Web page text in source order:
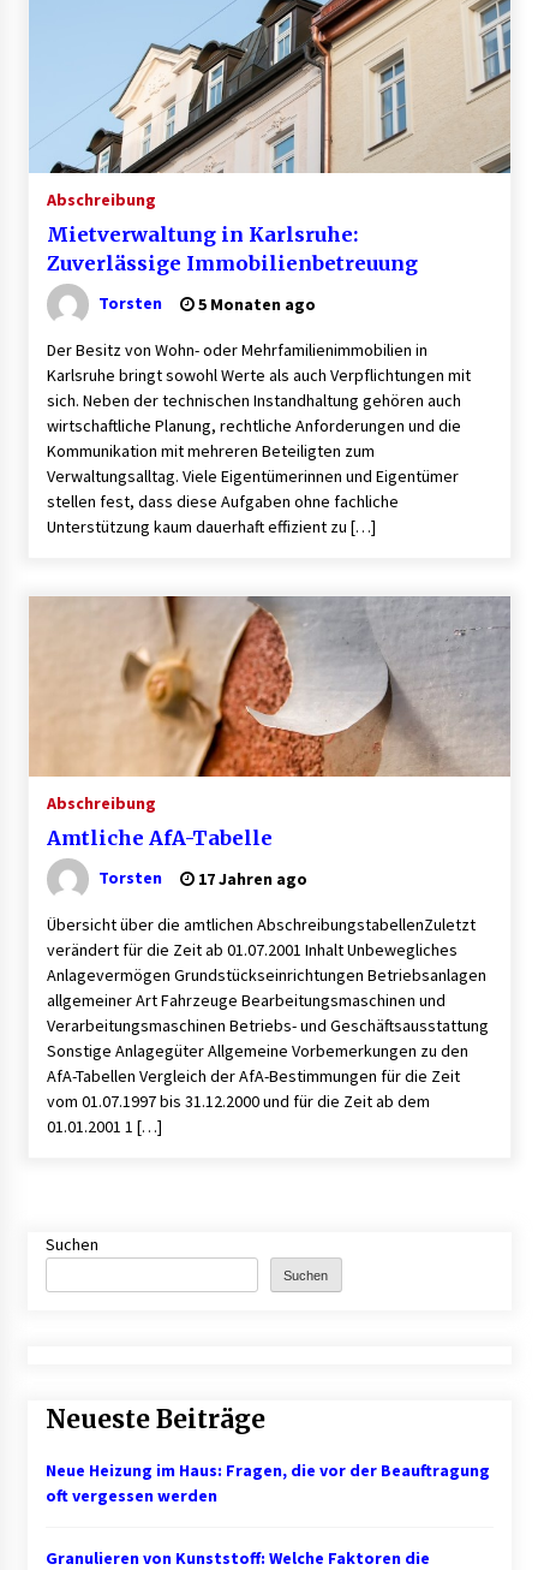
Granulieren von Kunststoff: Welche Faktoren
die Produktionsqualität beeinflussen
1 Monat ago
B2B-Firmenauflösungen: Wie Maschinen,
Lagerbestände und Betriebsausstattung
sinnvoll verwertet werden
Aluminium schweissen – worauf es bei
Geräten und Verfahren ankommt
1 Monat ago
Verwaltung Sondereigentum: Aufgaben,
Vorteile und wichtige Unterschiede zur WEG-
Verwaltung
2 Monaten ago
Professionelle Plastikkarten – der erste
Eindruck, der lange bleibt
2 Monaten ago
Technologien, die den Einkauf transformieren
3 Monaten ago
Schuldnerberatung: So gewinnen Sie wieder
Kontrolle über Ihre Finanzen
3 Monaten ago
3 Monaten ago
Eingangstür bei Otypo
3 Monaten ago
Kündigungsschutzklage: Was Arbeitnehmer
5 Monaten ago
Abschreibung
Mietverwaltung in Karlsruhe:
Zuverlässige Immobilienbetreuung
Torsten 5 Monaten ago
Der Besitz von Wohn- oder Mehrfamilienimmobilien in
Karlsruhe bringt sowohl Werte als auch Verpflichtungen mit
sich. Neben der technischen Instandhaltung gehören auch
wirtschaftliche Planung, rechtliche Anforderungen und die
Kommunikation mit mehreren Beteiligten zum
Verwaltungsalltag. Viele Eigentümerinnen und Eigentümer
stellen fest, dass diese Aufgaben ohne fachliche
Unterstützung kaum dauerhaft effizient zu […]
Abschreibung
Amtliche AfA-Tabelle
Torsten 17 Jahren ago
Übersicht über die amtlichen AbschreibungstabellenZuletzt
verändert für die Zeit ab 01.07.2001 Inhalt Unbewegliches
Anlagevermögen Grundstückseinrichtungen Betriebsanlagen
allgemeiner Art Fahrzeuge Bearbeitungsmaschinen und
Verarbeitungsmaschinen Betriebs- und Geschäftsausstattung
Sonstige Anlagegüter Allgemeine Vorbemerkungen zu den
AfA-Tabellen Vergleich der AfA-Bestimmungen für die Zeit
vom 01.07.1997 bis 31.12.2000 und für die Zeit ab dem
01.01.2001 1 […]
Suchen
Suchen
Neueste Beiträge
Neue Heizung im Haus: Fragen, die vor der Beauftragung
oft vergessen werden
Granulieren von Kunststoff: Welche Faktoren die